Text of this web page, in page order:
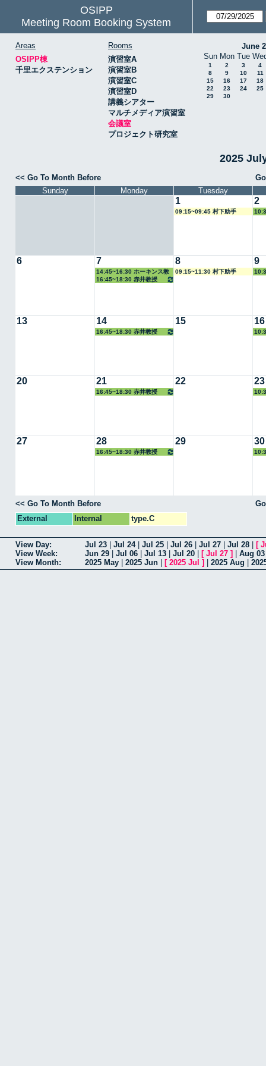
OSIPP
Meeting Room Booking System
Areas
OSIPP棟
千里エクステンション
Rooms
演習室A
演習室B
演習室C
演習室D
講義シアター
マルチメディア演習室
会議室
プロジェクト研究室
June
Sun Mon Tue
1 2 3
4
8
9 10
11
15
16 17
18
22
23 24
25
29
30
2025
<< Go To Month Before
Sunday
Monday Tuesday
1
09:15~09:45 村下助手
2
6 7
14:45~16:30 ホーキンス教
授
16:45~18:30 赤井教授
8
09:15~11:30 村下助手
9
13 14
16:45~18:30 赤井教授
15 16
20 21
16:45~18:30 赤井教授
22 23
27 28
16:45~18:30 赤井教授
29 30
<< Go To Month Before
External
Internal type.C
View Day: Jul 23 Jul 24| Jul 25 Jul 26 Jul 27 Jul 28 [
View Week:
Jun 29 Jul 06 Jul 13 Jul 20 [ Jul 27 ] Aug 03
View Month:
2025 May 2025 Jun [ 2025 Jul ] 2025 Aug